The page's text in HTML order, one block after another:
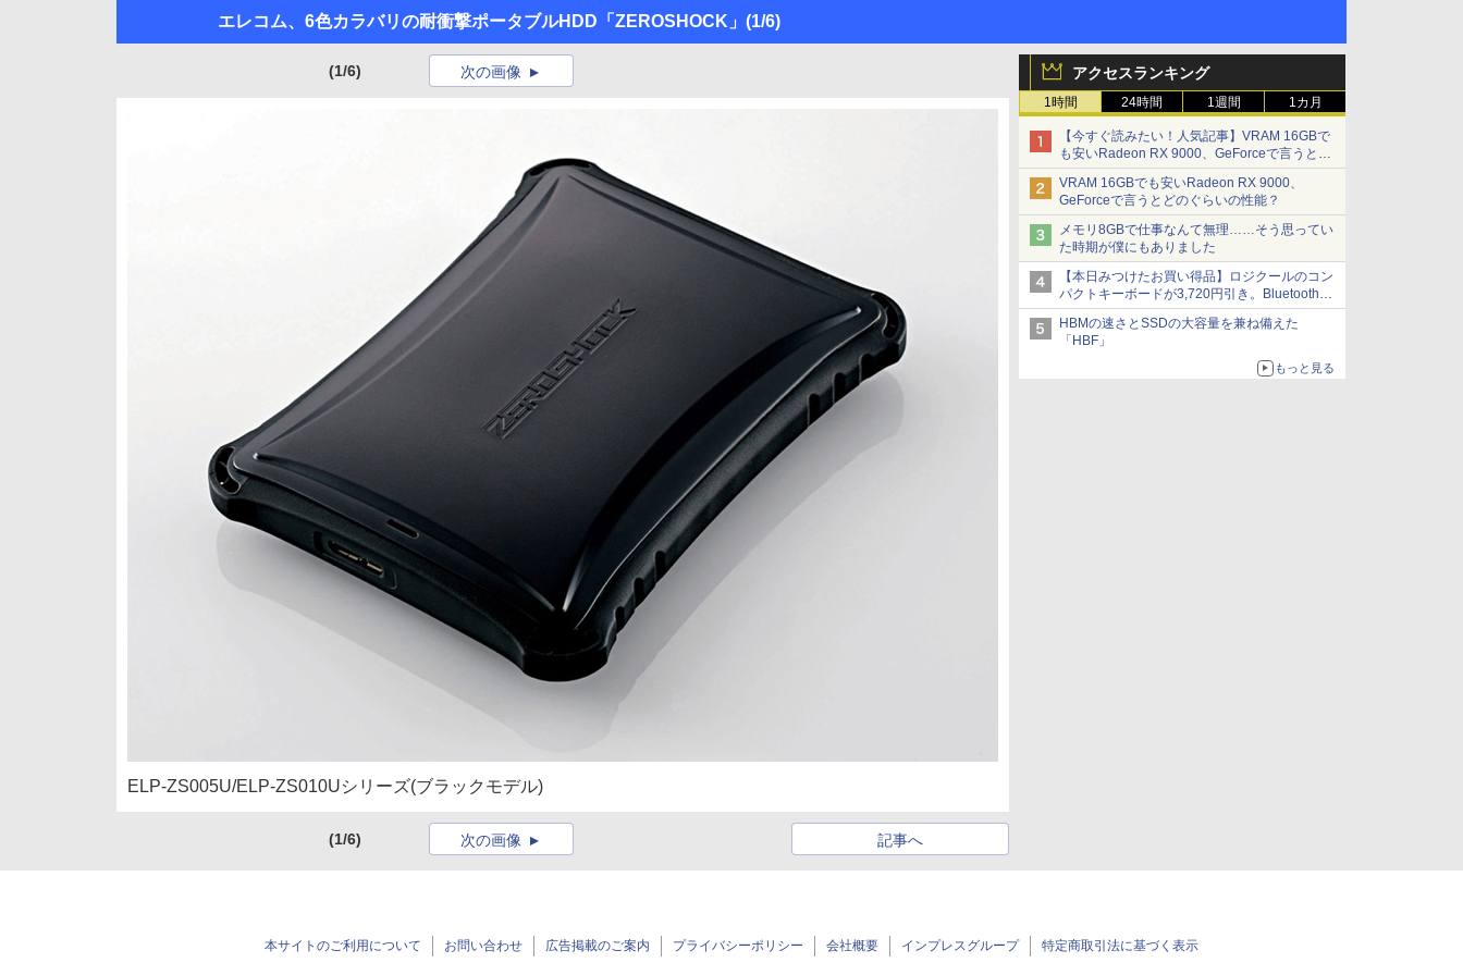
エレコム、6色カラバリの耐衝撃ポータブルHDD「ZEROSHOCK」 (1/6)
アクセスランキング
1時間 24時間 1週間 1カ月
【今すぐ読みたい！人気記事】VRAM 16GBで
も安いRadeon RX 9000、GeForceで言うとど
のぐらいの性能？ - PC Watch
VRAM 16GBでも安いRadeon RX 9000、
GeForceで言うとどのぐらいの性能？
メモリ8GBで仕事なんて無理……そう思ってい
た時期が僕にもありました
【本日みつけたお買い得品】ロジクールのコン
パクトキーボードが3,720円引き。Bluetoothで3
台接続対応
HBMの速さとSSDの大容量を兼ね備えた
「HBF」
もっと見る
(1/6) 次の画像
ELP-ZS005U/ELP-ZS010Uシリーズ(ブラックモデル)
(1/6) 記事へ
次の画像
本サイトのご利用について お問い合わせ 広告掲載のご案内 プライバシーポリシー 会社概要 インプレスグループ 特定商取引法に基づく表示